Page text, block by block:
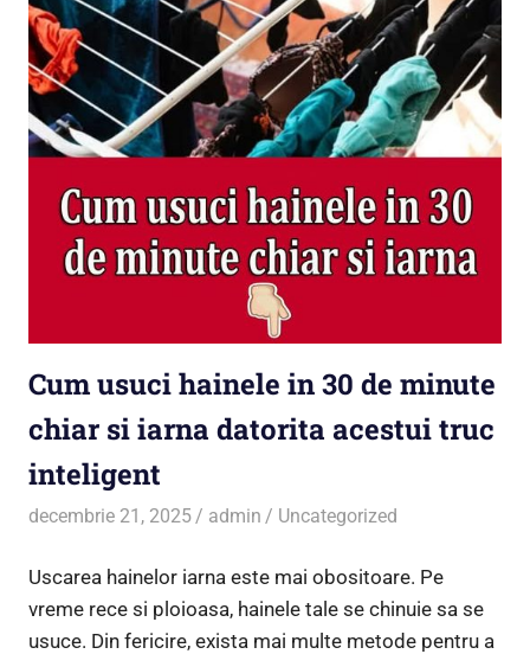
Cum usuci hainele in 30 de minute
chiar si iarna datorita acestui truc
inteligent
decembrie 21, 2025 admin Uncategorized
Uscarea hainelor iarna este mai obositoare. Pe
vreme rece si ploioasa, hainele tale se chinuie sa se
usuce. Din fericire, exista mai multe metode pentru a